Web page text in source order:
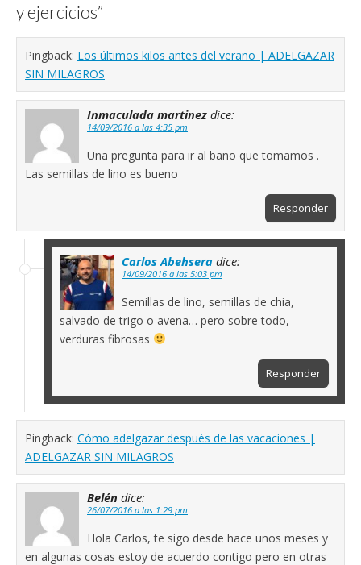
y ejercicios”
Pingback: Los últimos kilos antes del verano | ADELGAZAR
SIN MILAGROS
Inmaculada martinez dice:
14/09/2016 a las 4:35 pm
Una pregunta para ir al baño que tomamos .
Las semillas de lino es bueno
Responder
Carlos Abehsera dice:
14/09/2016 a las 5:03 pm
Semillas de lino, semillas de chia,
salvado de trigo o avena… pero sobre todo,
verduras fibrosas
Responder
Pingback: Cómo adelgazar después de las vacaciones |
ADELGAZAR SIN MILAGROS
Belén dice:
26/07/2016 a las 1:29 pm
Hola Carlos, te sigo desde hace unos meses y
en algunas cosas estoy de acuerdo contigo pero en otras